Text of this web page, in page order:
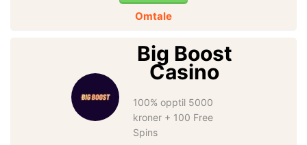
Omtale
Big Boost
Casino
100% opptil 5000
kroner + 100 Free
Spins